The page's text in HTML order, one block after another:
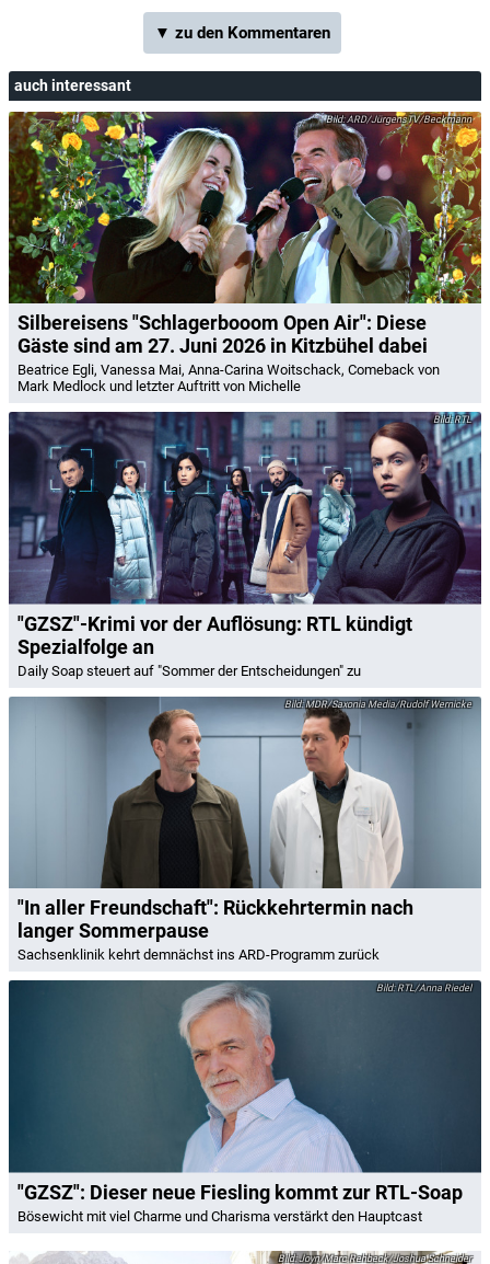
▼ zu den Kommentaren
auch interessant
ARD/JürgensTV/Beckmann
Silbereisens "Schlagerbooom Open Air": Diese
Gäste sind am 27. Juni 2026 in Kitzbühel dabei
Beatrice Egli, Vanessa Mai, Anna-Carina Woitschack, Comeback von
Mark Medlock und letzter Auftritt von Michelle
RTL
"GZSZ"-Krimi vor der Auflösung: RTL kündigt
Spezialfolge an
Daily Soap steuert auf "Sommer der Entscheidungen" zu
MDR/Saxonia Media/Rudolf Wernicke
"In aller Freundschaft": Rückkehrtermin nach
langer Sommerpause
Sachsenklinik kehrt demnächst ins ARD-Programm zurück
RTL/Anna Riedel
"GZSZ": Dieser neue Fiesling kommt zur RTL-Soap
Bösewicht mit viel Charme und Charisma verstärkt den Hauptcast
Joyn/Marc Rehbeck/Joshua Schneider